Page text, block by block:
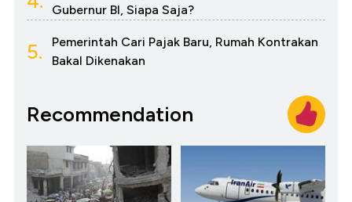
Gubernur BI, Siapa Saja?
5.
Pemerintah Cari Pajak Baru, Rumah Kontrakan
Bakal Dikenakan
Recommendation